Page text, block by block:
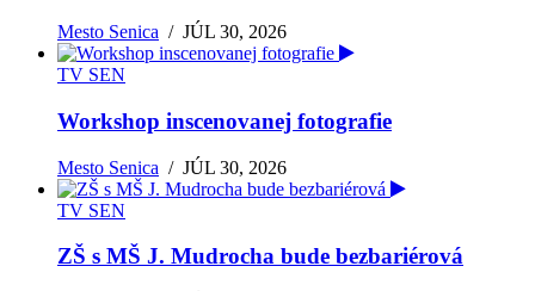
Mesto Senica /JÚL 30, 2026
TV SEN
Workshop inscenovanej fotografie
Mesto Senica /JÚL 30, 2026
TV SEN
ZŠ s MŠ J. Mudrocha bude bezbariérová